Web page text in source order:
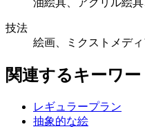
油絵具、アクリル絵
技法
絵画、ミクストメディ
関連するキーワー
レギュラープラン
抽象的な絵